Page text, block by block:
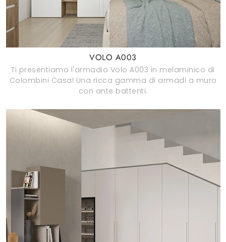
VOLO A003
Ti presentiamo l'armadio Volo A003 in melaminico di
Colombini Casa! Una ricca gamma di armadi a muro
con ante battenti.